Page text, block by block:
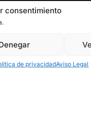
consentimiento
de privacidadAviso Legal